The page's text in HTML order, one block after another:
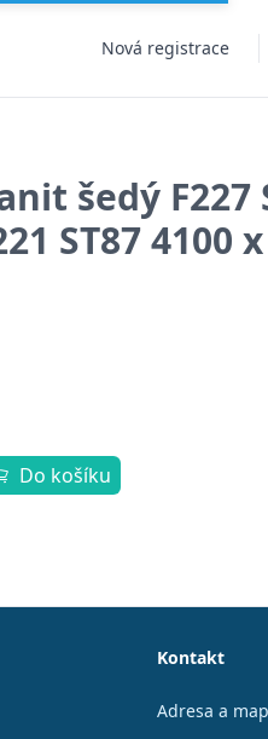
Nová registrace
šedý F227
ST87 4100
Do košíku
Kontakt
Adresa a